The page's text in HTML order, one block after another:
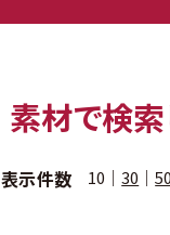
素材で検
表示件数 10 ｜30 ｜50